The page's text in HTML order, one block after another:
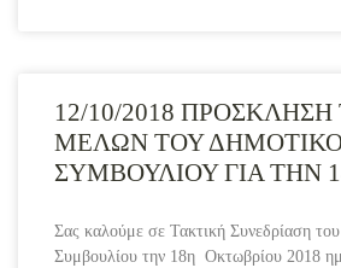
12/10/2018
ΜΕΛΩΝ ΤΟΥ
ΣΥΜΒΟΥΛΙΟΥ ΓΙΑ ΤΗΝ
Σας καλούμε σε Τακτική Συνεδρίαση
Συμβουλίου την 18η Οκτωβρίου 2018